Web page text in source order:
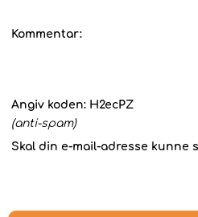
Kommentar:
Angiv koden: H2ecPZ
(anti-spam)
Skal din e-mail-adresse kunne